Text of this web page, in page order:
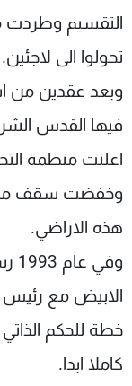
التقسيم وطردت
تحولوا الى لاجئين.
وبعد عقدين من
اعلنت منظمة
وخفضت سقف
هذه الاراضي.
الابيض مع رئيس
خطة للحكم
كاملا ابدا.